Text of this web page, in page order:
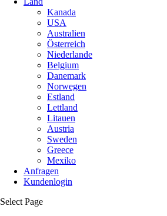
Kanada
USA
Australien
Österreich
Niederlande
Belgium
Danemark
Norwegen
Estland
Lettland
Litauen
Austria
Sweden
Greece
Mexiko
Anfragen
Kundenlogin
Select Page